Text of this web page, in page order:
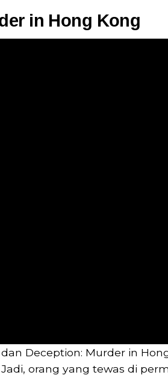
in Hong Kong
Deception: Murder in
orang yang tewas di